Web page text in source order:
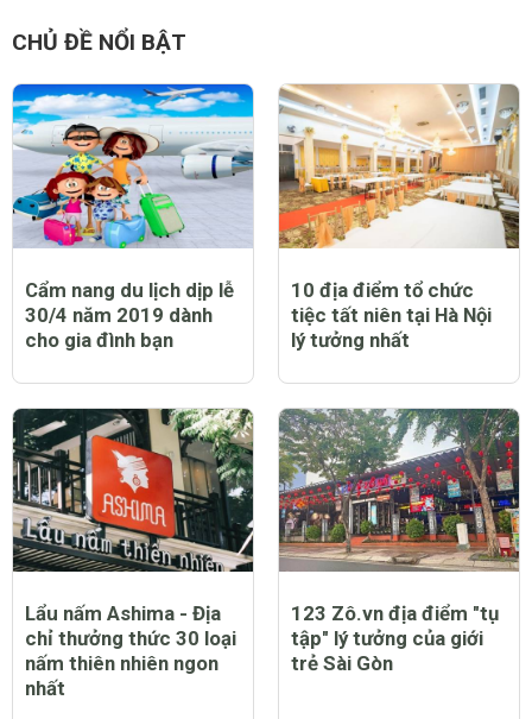
CHỦ ĐỀ NỔI BẬT
Cẩm nang du lịch dịp lễ
30/4 năm 2019 dành
cho gia đình bạn
10 địa điểm tổ chức
tiệc tất niên tại Hà Nội
lý tưởng nhất
Lẩu nấm Ashima - Địa
chỉ thưởng thức 30 loại
nấm thiên nhiên ngon
nhất
123 Zô.vn địa điểm "tụ
tập" lý tưởng của giới
trẻ Sài Gòn